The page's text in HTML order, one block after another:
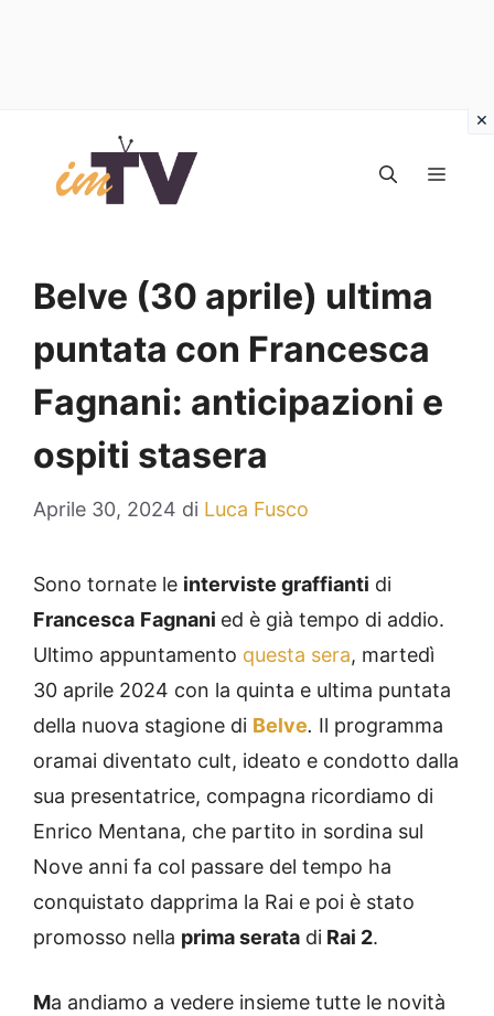
contenuto
Belve (30 aprile) ultima
puntata con Francesca
Fagnani: anticipazioni e
ospiti stasera
Aprile 30, 2024 di Luca Fusco
Sono tornate le interviste graffianti di
Francesca Fagnani ed è già tempo di addio.
Ultimo appuntamento questa sera, martedì
30 aprile 2024 con la quinta e ultima puntata
della nuova stagione di Belve. Il programma
oramai diventato cult, ideato e condotto dalla
sua presentatrice, compagna ricordiamo di
Enrico Mentana, che partito in sordina sul
Nove anni fa col passare del tempo ha
conquistato dapprima la Rai e poi è stato
promosso nella prima serata di Rai 2.
Ma andiamo a vedere insieme tutte le novità